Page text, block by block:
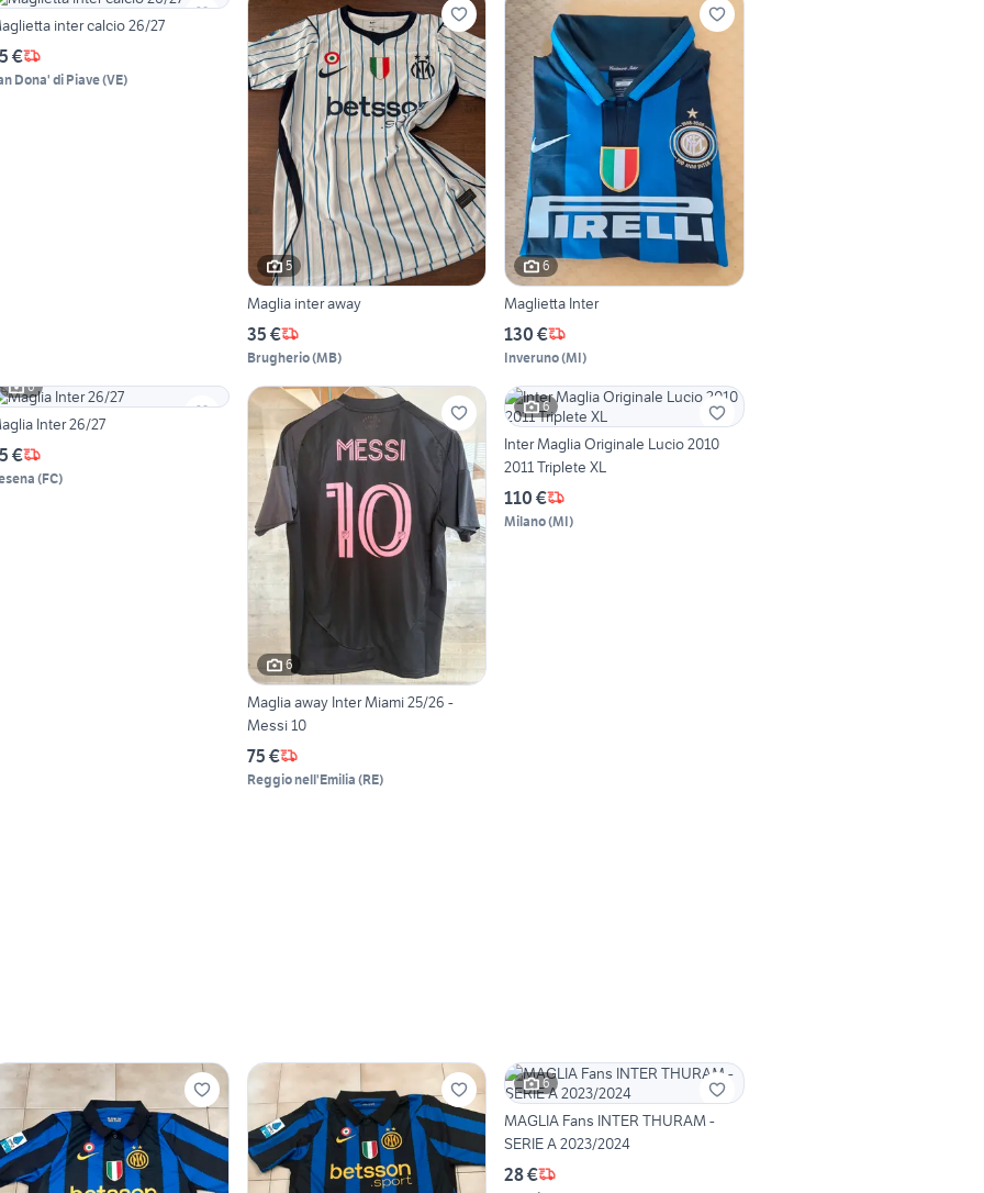
inter calcio 26/27
€
Dona' di Piave(VE)
5
Maglia inter away
35 €
Brugherio(MB)
6
Maglietta Inter
130 €
Inveruno(MI)
6
Inter 26/27
€
(FC)
6
Maglia away Inter Miami 25/26 -
Messi 10
75 €
Reggio nell'Emilia (RE)
6
Inter Maglia Originale Lucio 2010
2011 Triplete XL
110 €
Milano(MI)
6
MAGLIA Fans INTER THURAM -
SERIE A 2023/2024
28 €